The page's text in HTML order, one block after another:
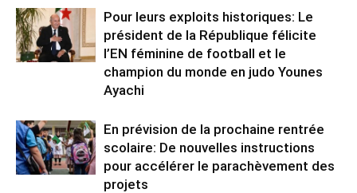
Pour leurs exploits historiques: Le
président de la République félicite
l’EN féminine de football et le
champion du monde en judo Younes
Ayachi
En prévision de la prochaine rentrée
scolaire: De nouvelles instructions
pour accélérer le parachèvement des
projets